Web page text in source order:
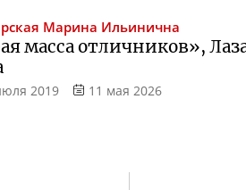
Марина Ильинична
масса отличников»,
2019 11 мая 2026